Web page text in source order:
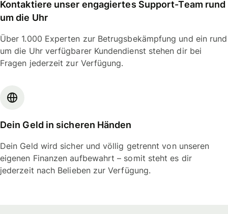
Kontaktiere unser engagiertes Support-Team rund
um die Uhr
Über 1.000 Experten zur Betrugsbekämpfung und ein rund
um die Uhr verfügbarer Kundendienst stehen dir bei
Fragen jederzeit zur Verfügung.
Dein Geld in sicheren Händen
Dein Geld wird sicher und völlig getrennt von unseren
eigenen Finanzen aufbewahrt – somit steht es dir
jederzeit nach Belieben zur Verfügung.